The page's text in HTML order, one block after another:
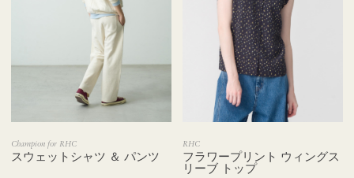
Champion for RHC
スウェットシャツ ＆ パンツ
RHC
フラワープリント ウィングス
リーブ トップ